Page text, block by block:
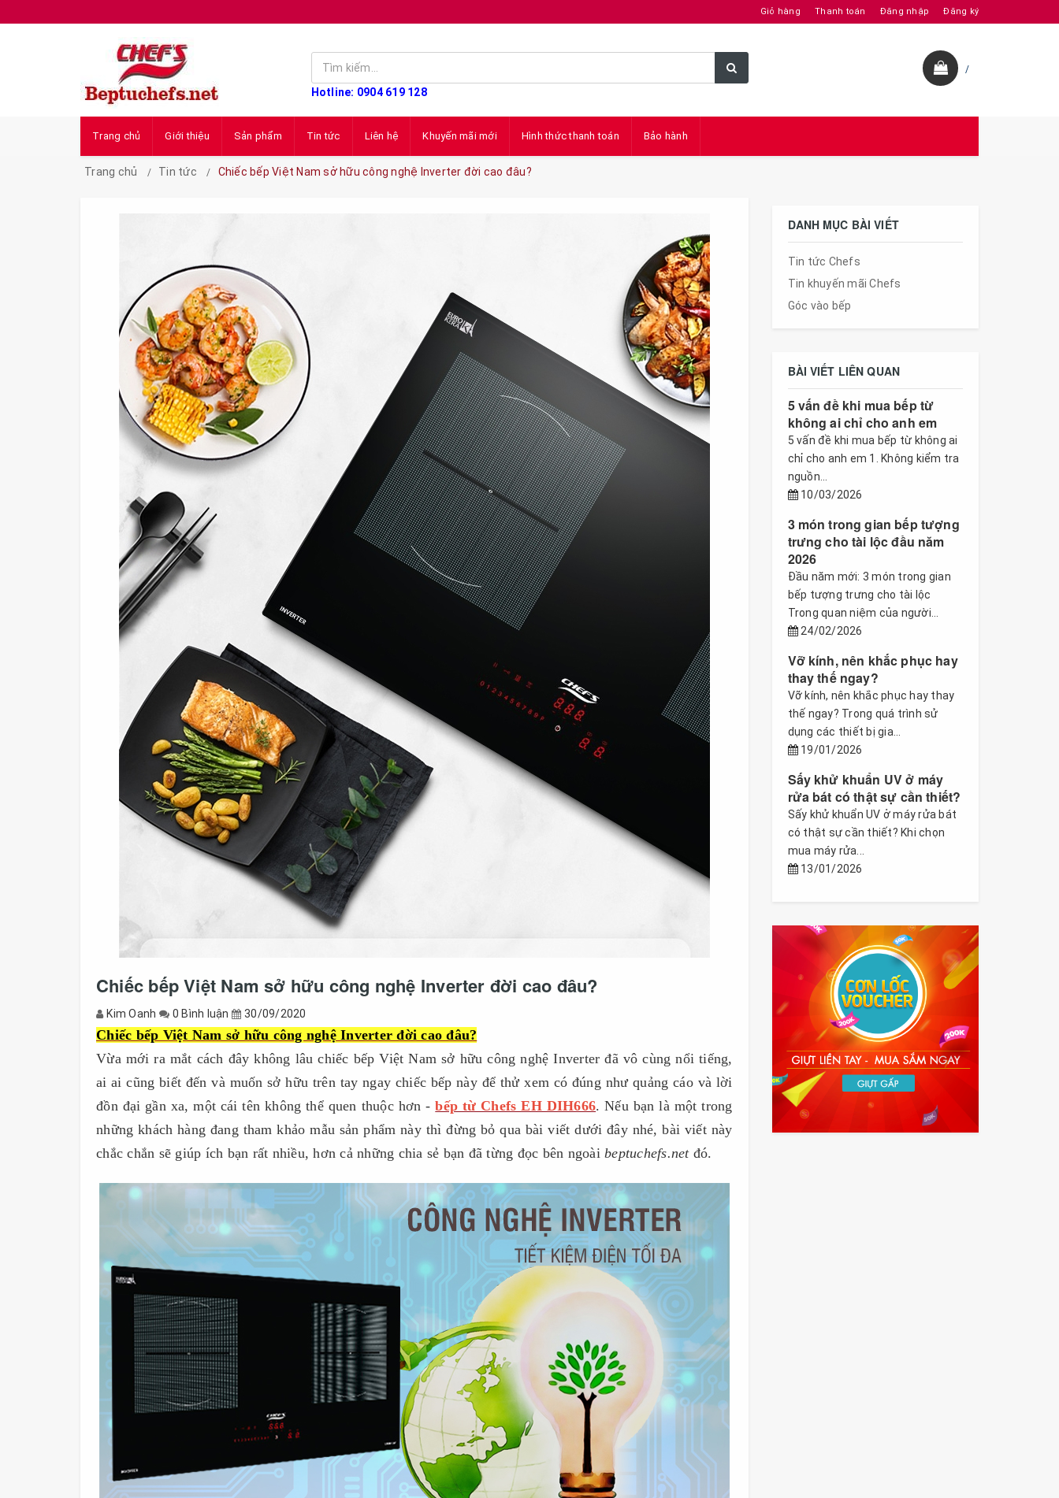
Giỏ hàng Thanh toán Đăng nhập Đăng ký
Hotline: 0904 619 128
/
Trang chủ Giới thiệu Sản phẩm Tin tức Liên hệ Khuyến mãi mới Hình thức thanh toán Bảo hành
Trang chủ Tin tức Chiếc bếp Việt Nam sở hữu công nghệ Inverter đời cao đâu?
Chiếc bếp Việt Nam sở hữu công nghệ Inverter đời cao đâu?
Kim Oanh 0 Bình luận 30/09/2020
Chiếc bếp Việt Nam sở hữu công nghệ Inverter đời cao đâu?
Vừa mới ra mắt cách đây không lâu chiếc bếp Việt Nam sở hữu công nghệ Inverter đã vô cùng nổi tiếng,
ai ai cũng biết đến và muốn sở hữu trên tay ngay chiếc bếp này để thử xem có đúng như quảng cáo và lời
đồn đại gần xa, một cái tên không thể quen thuộc hơn -bếp từ Chefs EH DIH666. Nếu bạn là một trong
những khách hàng đang tham khảo mẫu sản phẩm này thì đừng bỏ qua bài viết dưới đây nhé, bài viết này
chắc chắn sẽ giúp ích bạn rất nhiều, hơn cả những chia sẻ bạn đã từng đọc bên ngoài beptuchefs.netđó.
DANH MỤC BÀI VIẾT
Tin tức Chefs
Tin khuyến mãi Chefs
Góc vào bếp
BÀI VIẾT LIÊN QUAN
5 vấn đề khi mua bếp từ
không ai chỉ cho anh em
5 vấn đề khi mua bếp từ không ai
chỉ cho anh em 1. Không kiểm tra
nguồn...
10/03/2026
3 món trong gian bếp tượng
trưng cho tài lộc đầu năm
2026
Đầu năm mới: 3 món trong gian
bếp tượng trưng cho tài lộc
Trong quan niệm của người...
24/02/2026
Vỡ kính, nên khắc phục hay
thay thế ngay?
Vỡ kính, nên khắc phục hay thay
thế ngay? Trong quá trình sử
dụng các thiết bị gia...
19/01/2026
Sấy khử khuẩn UV ở máy
rửa bát có thật sự cần thiết?
Sấy khử khuẩn UV ở máy rửa bát
có thật sự cần thiết? Khi chọn
mua máy rửa...
13/01/2026